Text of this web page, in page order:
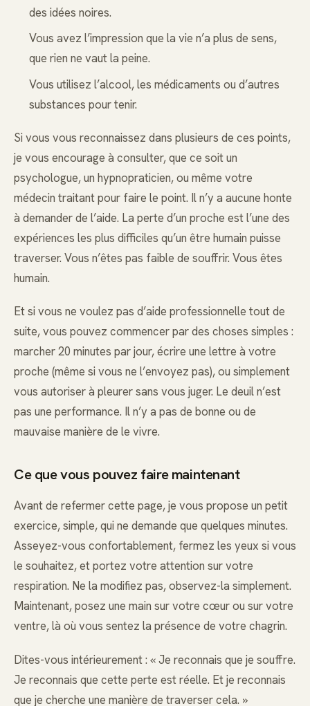
des idées noires.
Vous avez l’impression que la vie n’a plus de sens,
que rien ne vaut la peine.
Vous utilisez l’alcool, les médicaments ou d’autres
substances pour tenir.
Si vous vous reconnaissez dans plusieurs de ces points,
je vous encourage à consulter, que ce soit un
psychologue, un hypnopraticien, ou même votre
médecin traitant pour faire le point. Il n’y a aucune honte
à demander de l’aide. La perte d’un proche est l’une des
expériences les plus difficiles qu’un être humain puisse
traverser. Vous n’êtes pas faible de souffrir. Vous êtes
humain.
Et si vous ne voulez pas d’aide professionnelle tout de
suite, vous pouvez commencer par des choses simples :
marcher 20 minutes par jour, écrire une lettre à votre
proche (même si vous ne l’envoyez pas), ou simplement
vous autoriser à pleurer sans vous juger. Le deuil n’est
pas une performance. Il n’y a pas de bonne ou de
mauvaise manière de le vivre.
Ce que vous pouvez faire maintenant
Avant de refermer cette page, je vous propose un petit
exercice, simple, qui ne demande que quelques minutes.
Asseyez-vous confortablement, fermez les yeux si vous
le souhaitez, et portez votre attention sur votre
respiration. Ne la modifiez pas, observez-la simplement.
Maintenant, posez une main sur votre cœur ou sur votre
ventre, là où vous sentez la présence de votre chagrin.
Dites-vous intérieurement : « Je reconnais que je souffre.
Je reconnais que cette perte est réelle. Et je reconnais
que je cherche une manière de traverser cela. »